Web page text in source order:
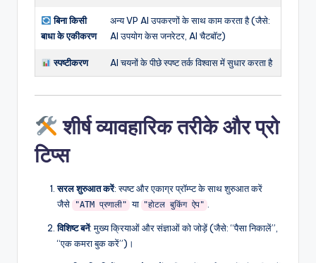
बिना किसी
बाधा के एकीकरण
अन्य VP AI उपकरणों के साथ काम करता है (जैसे:
AI उपयोग केस जनरेटर, AI चैटबॉट)
स्पष्टीकरण AI चयनों के पीछे स्पष्ट तर्क विश्वास में सुधार करता है
शीर्ष व्यावहारिक तरीके और प्रो
टिप्स
सरल शुरुआत करें: स्पष्ट और एकाग्र प्रॉम्प्ट के साथ शुरुआत करें
जैसे
"ATM प्रणाली" या "होटल बुकिंग ऐप" .
विशिष्ट बनें: मुख्य क्रियाओं और संज्ञाओं को जोड़ें (जैसे: “पैसा निकालें”,
“एक कमरा बुक करें”)।